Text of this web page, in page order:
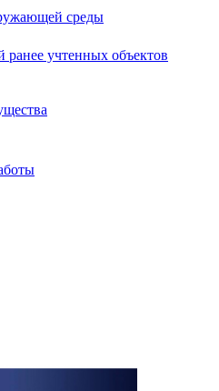
среды
ранее учтенных объектов